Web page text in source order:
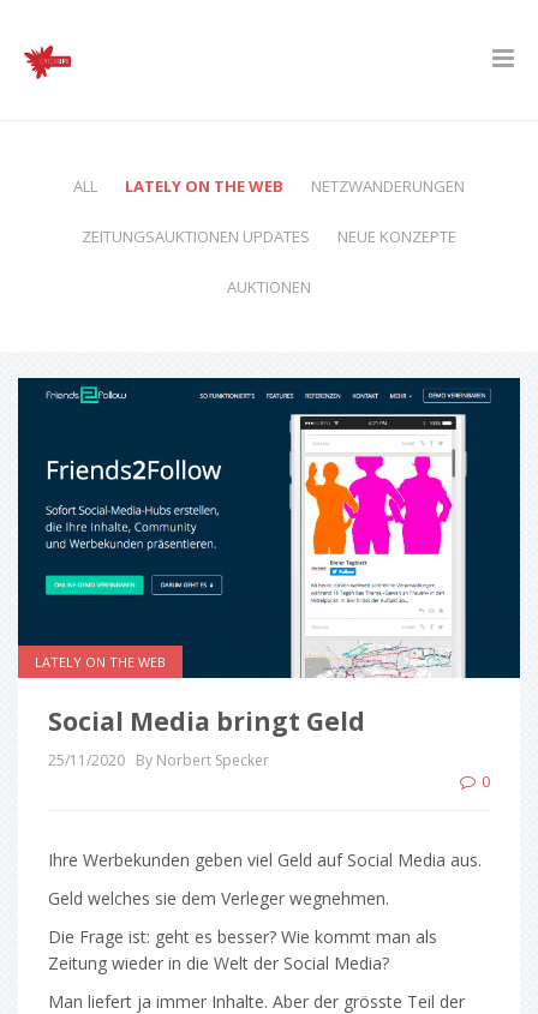
ALL LATELY ON THE WEB NETZWANDERUNGEN
ZEITUNGSAUKTIONEN UPDATES NEUE KONZEPTE
AUKTIONEN
LATELY ON THE WEB
Social Media bringt Geld
25/11/2020 By Norbert Specker
0
Ihre Werbekunden geben viel Geld auf Social Media aus.
Geld welches sie dem Verleger wegnehmen.
Die Frage ist: geht es besser? Wie kommt man als
Zeitung wieder in die Welt der Social Media?
Man liefert ja immer Inhalte. Aber der grösste Teil der